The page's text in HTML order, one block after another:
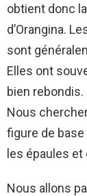
obtient donc
d’Orangina.
sont
Elles ont
bien
Nous
figure de base
les épaules
Nous allons